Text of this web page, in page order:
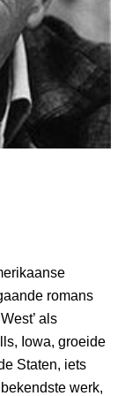
romans
als
Iowa, groeide
Staten, iets
werk,